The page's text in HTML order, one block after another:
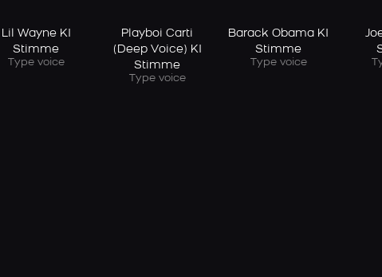
Lil Wayne KI
Stimme
Type voice
Playboi Carti
(Deep Voice) KI
Stimme
Type voice
Barack Obama KI
Stimme
Type voice